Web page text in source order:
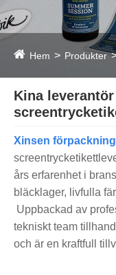
Hem Produkter
Kina
Xinsen
års erfarenhet i
bläcklager, livfulla
Uppbackad av
tekniskt team
och är en kraftfull